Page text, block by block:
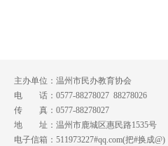
主办单位：温州市民办教育协会
电 话：0577-88278027 88278026
传 真：0577-88278027
地 址：温州市鹿城区惠民路1535号
电子信箱：511973227#qq.com(把#换成@)